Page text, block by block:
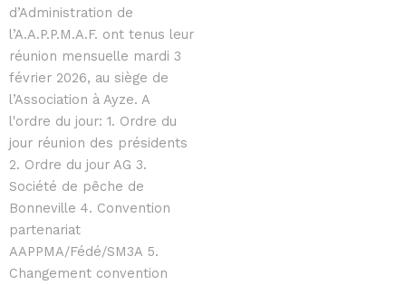
d’Administration de
l’A.A.P.P.M.A.F. ont tenus leur
réunion mensuelle mardi 3
février 2026, au siège de
l’Association à Ayze. A
l'ordre du jour: 1. Ordre du
jour réunion des présidents
2. Ordre du jour AG 3.
Société de pêche de
Bonneville 4. Convention
partenariat
AAPPMA/Fédé/SM3A 5.
Changement convention